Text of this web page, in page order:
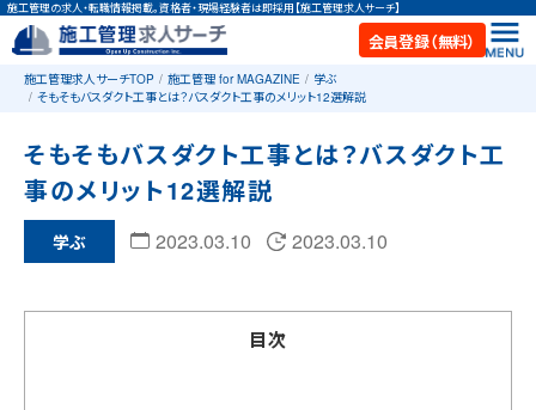
施工管理の求人・転職情報掲載。資格者・現場経験者は即採用【施工管理求人サーチ】
会員登録（無料）
施工管理求人サーチTOP 施工管理 for MAGAZINE
学ぶ
そもそもバスダクト工事とは？バスダクト工事のメリット12選解説
そもそもバスダクト工事とは？バスダクト工
事のメリット12選解説
学ぶ 2023.03.10 2023.03.10
目次